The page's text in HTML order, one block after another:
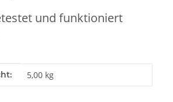
und funktioniert
5,00 kg